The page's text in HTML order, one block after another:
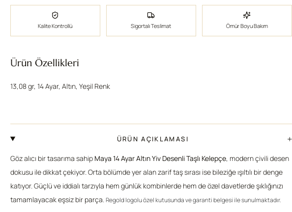
Kalite Kontrollü Sigortalı Teslimat Ömür Boyu Bakım
Ürün Özellikleri
13,08 gr, 14 Ayar, Altın, Yeşil Renk
ÜRÜN AÇIKLAMASI +
Göz alıcı bir tasarıma sahip Maya 14 Ayar Altın Yiv Desenli Taşlı Kelepçe, modern çivili desen
dokusu ile dikkat çekiyor. Orta bölümde yer alan zarif taş sırası ise bileziğe ışıltılı bir denge
katıyor. Güçlü ve iddialı tarzıyla hem günlük kombinlerde hem de özel davetlerde şıklığınızı
tamamlayacak eşsiz bir parça.Regold logolu özel kutusunda ve garanti belgesi ile sunulmaktadır.